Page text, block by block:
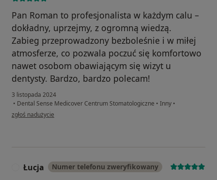
Pan Roman to profesjonalista w każdym calu –
dokładny, uprzejmy, z ogromną wiedzą.
Zabieg przeprowadzony bezboleśnie i w miłej
atmosferze, co pozwala poczuć się komfortowo
nawet osobom obawiającym się wizyt u
dentysty. Bardzo, bardzo polecam!
3 listopada 2024
• Dental Sense Medicover Centrum Stomatologiczne • Inny •
w opinii użytkownika Bartosz
zgłoś nadużycie
Łucja Numer telefonu zweryfikowany